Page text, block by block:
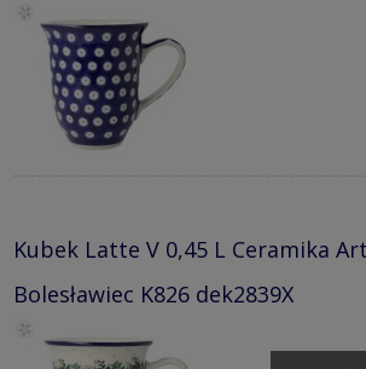
Kubek Latte V 0,45 L Ceramika
Bolesławiec K826 dek2839X